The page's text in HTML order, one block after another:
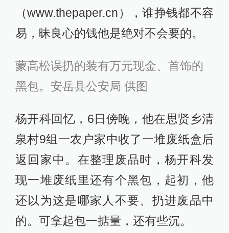
（www.thepaper.cn），谁挣钱都不容
易，昧良心的钱他是绝对不会要的。
蒙高松误扔的装有万元现金、首饰的
黑包。安岳县公安局 供图
杨开科回忆，6日傍晚，他在思贤乡清
泉村9组一农户家中收了一堆废纸盒后
返回家中。在整理废品时，杨开科发
现一堆废纸里还有个黑包，起初，他
还以为这是哪家人不要、扔进废品中
的。可拿起包一掂量，还有些沉。